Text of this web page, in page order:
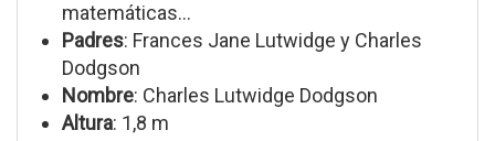
matemáticas...
Padres: Frances Jane Lutwidge y Charles
Dodgson
Nombre: Charles Lutwidge Dodgson
Altura: 1,8 m